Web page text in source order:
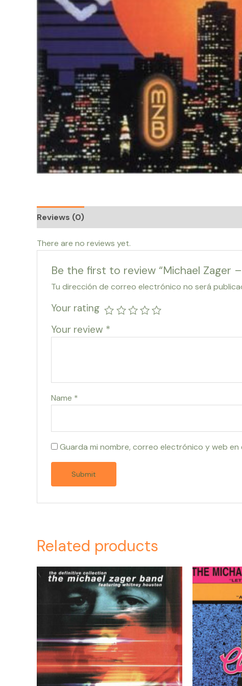
Reviews (0)
There are no reviews yet.
Be the first to review “Michael Zager
Tu dirección de correo electrónico no será
Your rating
Your review *
Name *
Guarda mi nombre, correo electrónico y web
Related products